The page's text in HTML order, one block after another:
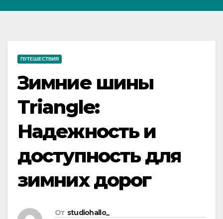
ПУТЕШЕСТВИЯ
Зимние шины
Triangle:
Надежность и
доступность для
зимних дорог
От studiohallo_